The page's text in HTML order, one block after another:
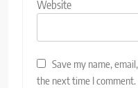
Website
Save my name,
the next time I comment.